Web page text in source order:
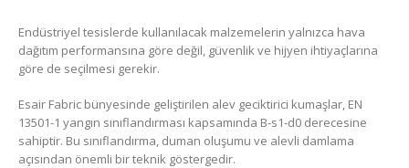
Endüstriyel tesislerde kullanılacak malzemelerin yalnızca hava
dağıtım performansına göre değil, güvenlik ve hijyen ihtiyaçlarına
göre de seçilmesi gerekir.
Esair Fabric bünyesinde geliştirilen alev geciktirici kumaşlar, EN
13501-1 yangın sınıflandırması kapsamında B-s1-d0 derecesine
sahiptir. Bu sınıflandırma, duman oluşumu ve alevli damlama
açısından önemli bir teknik göstergedir.